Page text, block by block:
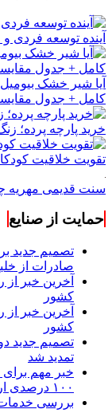
آینده توسعه فردی
آیا شیر خشک
کامل + جدول
خرید پارچه پرده؛
تقویت خلاقیت
سنت قدیمی مهریه
حمایت از صنایع
تصمیم جدید
صادرات از
آخرین خبر
کشور
آخرین خبر
کشور
تصمیم جدید
تمدید شد
خبر مهم برای
۱۰۰ درصدی ارز مشخص شد
بررسی خدمات